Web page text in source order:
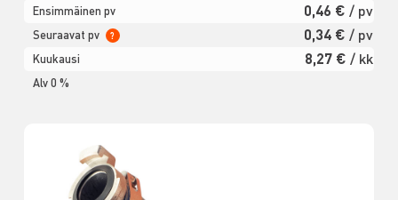
Ensimmäinen pv 0,46 € / pv
Seuraavat pv ? 0,34 € / pv
Kuukausi 8,27 € / kk
Alv 0 %